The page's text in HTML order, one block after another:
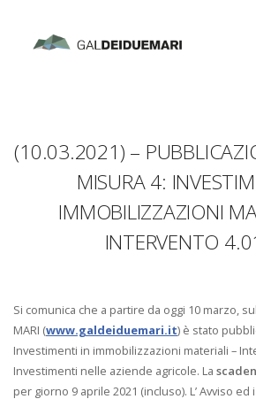
(10.03.2021) –
MISURA 4:
IMMOBILIZZAZIONI
INTERVENTO
Si comunica che a partire da oggi 10 marzo,
MARI (www.galdeiduemari.it) è stato
Investimenti in immobilizzazioni materiali –
Investimenti nelle aziende agricole. La
per giorno 9 aprile 2021 (incluso). L’ Avviso ed